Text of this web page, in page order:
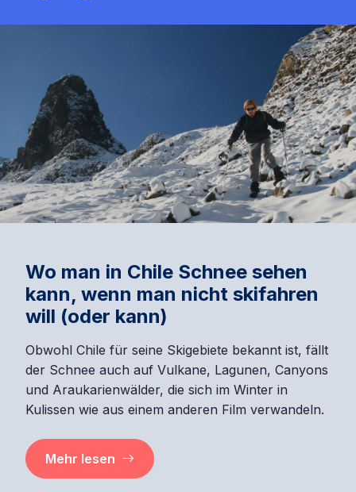
Wo man in Chile Schnee sehen
kann, wenn man nicht skifahren
will (oder kann)
Obwohl Chile für seine Skigebiete bekannt ist, fällt
der Schnee auch auf Vulkane, Lagunen, Canyons
und Araukarienwälder, die sich im Winter in
Kulissen wie aus einem anderen Film verwandeln.
Mehr lesen